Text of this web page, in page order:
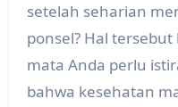
setelah seharian
ponsel? Hal
mata Anda perlu
bahwa kesehatan